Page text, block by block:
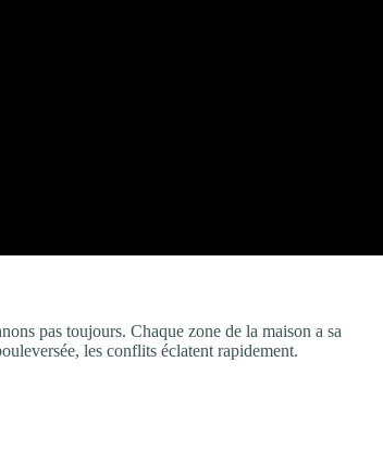
pas toujours. Chaque zone de la maison a sa
les conflits éclatent rapidement.